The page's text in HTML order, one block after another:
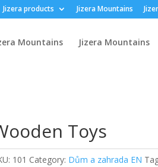
Jizera products Jizera Mountains
Mountains Jizera Mountains
Toys
101 Category: Dům a zahrada EN